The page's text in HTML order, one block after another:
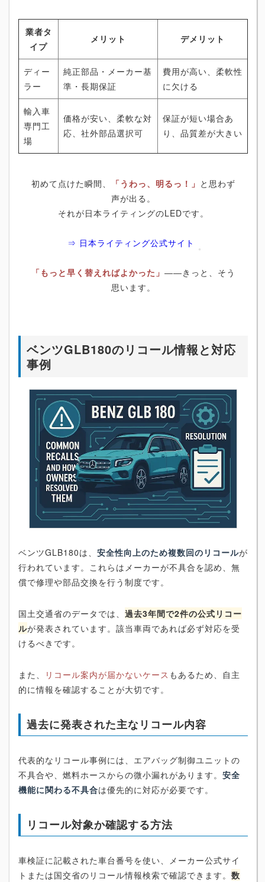
業者タ
イプ
メリット デメリット
ディー
ラー
純正部品・メーカー基
準・長期保証
費用が高い、柔軟性
に欠ける
輸入車
専門工
場
価格が安い、柔軟な対
応、社外部品選択可
保証が短い場合あ
り、品質差が大きい
初めて点けた瞬間、 「うわっ、明るっ！」 と思わず
声が出る。
それが日本ライティングのLEDです。
⇒ 日本ライティング公式サイト
「もっと早く替えればよかった」 ――きっと、そう
思います。
ベンツGLB180のリコール情報と対応
事例
ベンツGLB180は、 安全性向上のため複数回のリコールが
行われています。これらはメーカーが不具合を認め、無
償で修理や部品交換を行う制度です。
国土交通省のデータでは、 過去3年間で2件の公式リコー
ルが発表されています。該当車両であれば必ず対応を受
けるべきです。
また、 リコール案内が届かないケース もあるため、自主
的に情報を確認することが大切です。
過去に発表された主なリコール内容
代表的なリコール事例には、エアバッグ制御ユニットの
不具合や、燃料ホースからの微小漏れがあります。 安全
機能に関わる不具合は優先的に対応が必要です。
リコール対象か確認する方法
車検証に記載された車台番号を使い、メーカー公式サイ
トまたは国交省のリコール情報検索で確認できます。 数